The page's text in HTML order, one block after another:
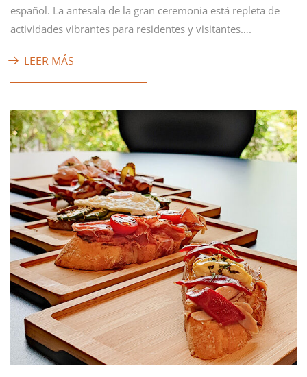
español. La antesala de la gran ceremonia está repleta de
actividades vibrantes para residentes y visitantes….
LEER MÁS